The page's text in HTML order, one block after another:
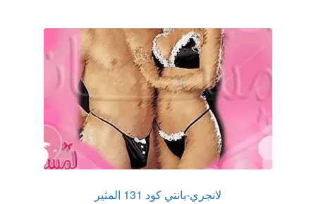
لانجري-بانتي كود 131 المثير